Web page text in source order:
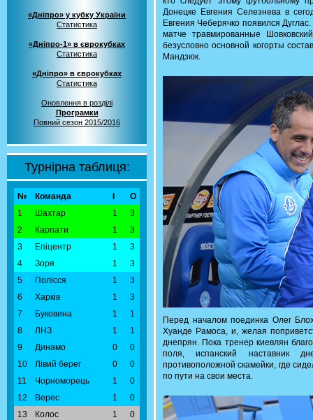
«Дніпро» у кубку України
Статистика
«Дніпро-1» в єврокубках
Статистика
«Дніпро» в єврокубках
Статистика
Оновлення в розділі
Програмки
Повний сезон 2015/2016
Турнірна таблиця:
№ Команда
О
1
Шахтар 1
3
2
Карпати 1
3
3
Епіцентр 1
3
4
Зоря 1
3
5
Полісся 1
3
6
Харків 1
3
7
Буковина 1
1
8
ЛНЗ 1
1
9
Динамо 0
0
10
Лівий берег 0
0
11
Чорноморець 1
0
12
Верес 1
0
13
Колос 1
0
Донецке Евгения Селезнева в
Евгения Чеберячко появился
матче травмированные
безусловно основной когорты
Мандзюк.
Перед началом поединка Олег
Хуанде Рамоса, и, желая
днепрян. Пока тренер киевлян
поля, испанский наставник
противоположной скамейки, где
по пути на свои места.